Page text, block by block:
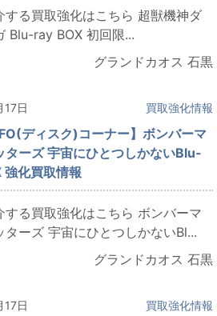
する買取強化はこちら 超獣機神ダ
Blu-ray BOX 初回限...
グランドカオス 石黒
17日 買取強化情報
ディスク)コーナー】ボンバーマ
ターズ 宇宙にひとつしかないBlu-
強化買取情報
する買取強化はこちら ボンバーマ
ターズ 宇宙にひとつしかないBl...
グランドカオス 石黒
17日 買取強化情報